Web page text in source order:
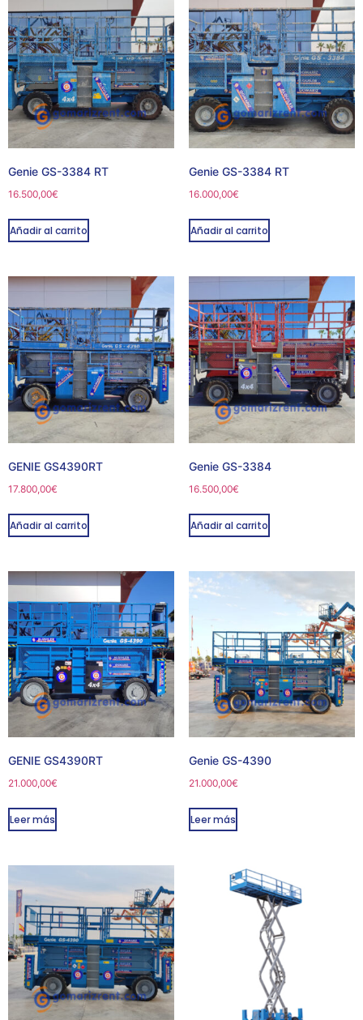
Genie GS-3384 RT
16.500,00€
Añadir al carrito
Genie GS-3384 RT
16.000,00€
Añadir al carrito
GENIE GS4390RT
17.800,00€
Añadir al carrito
Genie GS-3384
16.500,00€
Añadir al carrito
GENIE GS4390RT
21.000,00€
Leer más
Genie GS-4390
21.000,00€
Leer más